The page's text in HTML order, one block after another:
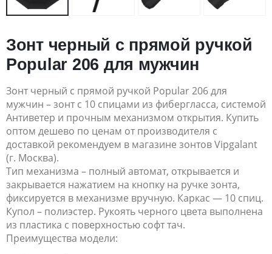
Зонт черный с прямой ручкой
Popular 206 для мужчин
Зонт черный с прямой ручкой Popular 206 для
мужчин – зонт с 10 спицами из фибергласса, системой
Антиветер и прочным механизмом открытия. Купить
оптом дешево по ценам от производителя с
доставкой рекомендуем в магазине зонтов Vipgalant
(г. Москва).
Тип механизма – полный автомат, открывается и
закрывается нажатием на кнопку на ручке зонта,
фиксируется в механизме вручную. Каркас — 10 спиц.
Купол – полиэстер. Рукоять черного цвета выполнена
из пластика с поверхностью софт тач.
Преимущества модели: